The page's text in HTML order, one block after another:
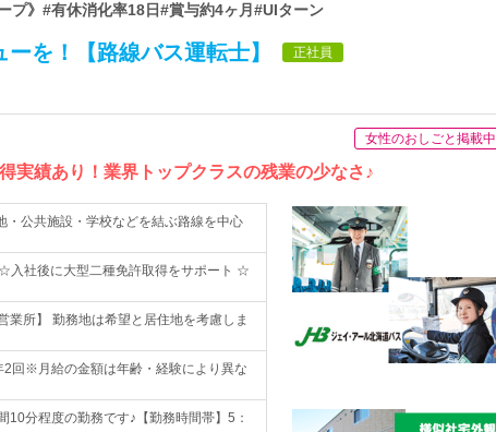
プ》#有休消化率18日#賞与約4ヶ月#UIターン
を！【路線バス運転士】 正社員
女性のおしごと掲載中
実績あり！業界トップクラスの残業の少なさ♪
・公共施設・学校などを結ぶ路線を中心
入社後に大型二種免許取得をサポート ☆
業所】 勤務地は希望と居住地を考慮しま
回※月給の金額は年齢・経験により異な
分程度の勤務です♪【勤務時間帯】5：